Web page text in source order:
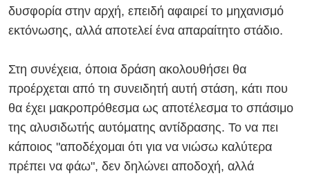
δυσφορία στην αρχή, επειδή αφαιρεί το μηχανισμό
εκτόνωσης, αλλά αποτελεί ένα απαραίτητο στάδιο.
Στη συνέχεια, όποια δράση ακολουθήσει θα
προέρχεται από τη συνειδητή αυτή στάση, κάτι που
θα έχει μακροπρόθεσμα ως αποτέλεσμα το σπάσιμο
της αλυσιδωτής αυτόματης αντίδρασης. Το να πει
κάποιος "αποδέχομαι ότι για να νιώσω καλύτερα
πρέπει να φάω", δεν δηλώνει αποδοχή, αλλά